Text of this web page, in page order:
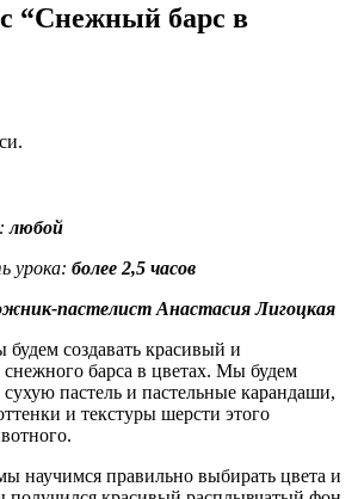
“Снежный барс в
любой
урока: более 2,5 часов
пастелист АнастасияЛигоцкая
создавать красивый и
барса в цветах. Мы будем
сухую пастель и пастельные карандаши,
и текстуры шерсти этого
научимся правильно выбирать цвета и